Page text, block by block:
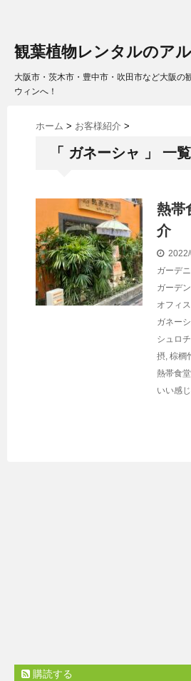
観葉植物レンタルのア
大阪市・茨木市・豊中市・吹田市など大阪の
ウィンへ！
ホーム > お客様紹介 >
「 ガネーシャ 」 一覧
熱帯
介
2022/
ガーデ
ガーデン
オフィ
ガネー
シュロ
摂, 棕櫚
熱帯食堂
いい感
購読する